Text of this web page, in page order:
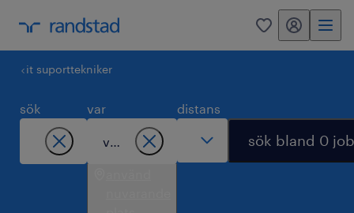
0 mitt randstad
it suporttekniker
sök var distans
sök bland 0